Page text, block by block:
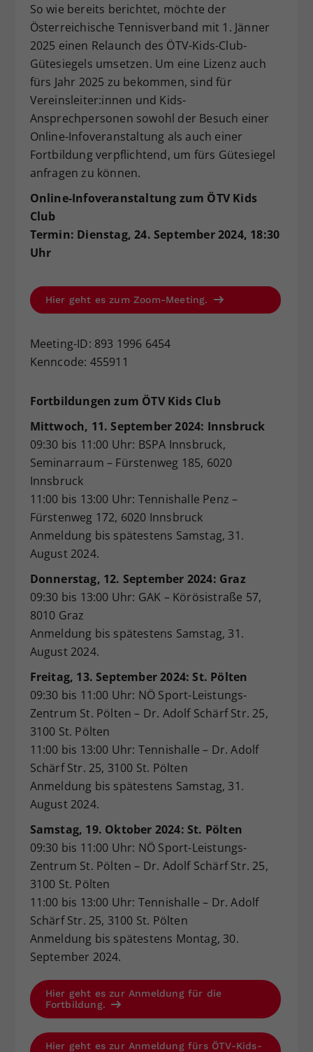
So wie bereits berichtet, möchte der
Österreichische Tennisverband mit 1. Jänner
2025 einen Relaunch des ÖTV-Kids-Club-
Gütesiegels umsetzen. Um eine Lizenz auch
fürs Jahr 2025 zu bekommen, sind für
Vereinsleiter:innen und Kids-
Ansprechpersonen sowohl der Besuch einer
Online-Infoveranstaltung als auch einer
Fortbildung verpflichtend, um fürs Gütesiegel
anfragen zu können.
Online-Infoveranstaltung zum ÖTV Kids
Club
Termin: Dienstag, 24. September 2024, 18:30
Uhr
Hier geht es zum Zoom-Meeting.
Meeting-ID: 893 1996 6454
Kenncode: 455911
Fortbildungen zum ÖTV Kids Club
Mittwoch, 11. September 2024: Innsbruck
09:30 bis 11:00 Uhr: BSPA Innsbruck,
Seminarraum – Fürstenweg 185, 6020
Innsbruck
11:00 bis 13:00 Uhr: Tennishalle Penz –
Fürstenweg 172, 6020 Innsbruck
Anmeldung bis spätestens Samstag, 31.
August 2024.
Donnerstag, 12. September 2024: Graz
09:30 bis 13:00 Uhr: GAK – Körösistraße 57,
8010 Graz
Anmeldung bis spätestens Samstag, 31.
August 2024.
Freitag, 13. September 2024: St. Pölten
09:30 bis 11:00 Uhr: NÖ Sport-Leistungs-
Zentrum St. Pölten – Dr. Adolf Schärf Str. 25,
3100 St. Pölten
11:00 bis 13:00 Uhr: Tennishalle – Dr. Adolf
Schärf Str. 25, 3100 St. Pölten
Anmeldung bis spätestens Samstag, 31.
August 2024.
Samstag, 19. Oktober 2024: St. Pölten
09:30 bis 11:00 Uhr: NÖ Sport-Leistungs-
Zentrum St. Pölten – Dr. Adolf Schärf Str. 25,
3100 St. Pölten
11:00 bis 13:00 Uhr: Tennishalle – Dr. Adolf
Schärf Str. 25, 3100 St. Pölten
Anmeldung bis spätestens Montag, 30.
September 2024.
Hier geht es zur Anmeldung für die
Fortbildung.
Hier geht es zur Anmeldung fürs ÖTV-Kids-
Zweck
Dieser Wert speichert Ihre Consent-
Einstellungen. Unter anderem eine
zufällig generierte ID, für die
historische Speicherung Ihrer
vorgenommen Einstellungen, falls der
Webseiten-Betreiber dies eingestellt